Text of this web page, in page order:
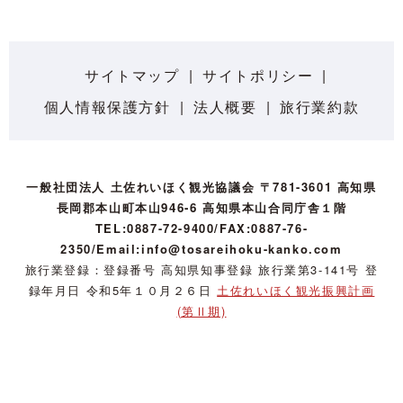
サイトマップ
サイトポリシー
個人情報保護方針
法人概要 旅行業約款
一般社団法人 土佐れいほく観光協議会 〒781-3601 高知県
長岡郡本山町本山946-6 高知県本山合同庁舎１階
TEL:0887-72-9400/FAX:0887-76-
2350/Email:info@tosareihoku-kanko.com
旅行業登録：登録番号 高知県知事登録 旅行業第3-141号 登
録年月日 令和5年１０月２６日土佐れいほく観光振興計画
(第Ⅱ期)